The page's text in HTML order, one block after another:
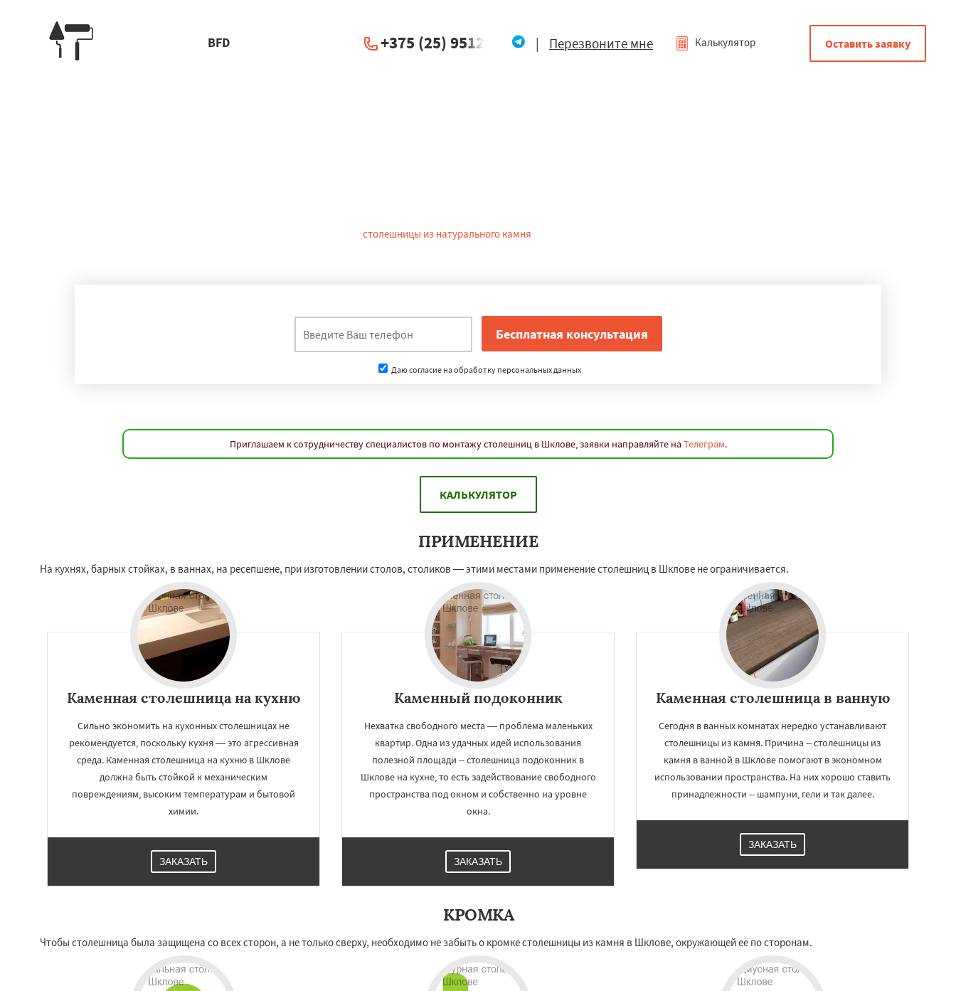
BFD +375 (25) 951234 | Перезвоните мне Калькулятор Оставить заявку
столешницы из натурального камня
Даю согласие на обработку персональных данных
Приглашаем к сотрудничеству специалистов по монтажу столешниц в Шклове, заявки направляйте на Телеграм.
КАЛЬКУЛЯТОР
ПРИМЕНЕНИЕ
На кухнях, барных стойках, в ваннах, на ресепшене, при изготовлении столов, столиков — этими местами применение столешниц в Шклове не ограничивается.
Каменная столешница на кухню
Сильно экономить на кухонных столешницах не
рекомендуется, поскольку кухня — это агрессивная
среда. Каменная столешница на кухню в Шклове
должна быть стойкой к механическим
повреждениям, высоким температурам и бытовой
химии.
ЗАКАЗАТЬ
Каменный подоконник
Нехватка свободного места — проблема маленьких
квартир. Одна из удачных идей использования
полезной площади -- столешница подоконник в
Шклове на кухне, то есть задействование свободного
пространства под окном и собственно на уровне
окна.
ЗАКАЗАТЬ
Каменная столешница в ванную
Сегодня в ванных комнатах нередко устанавливают
столешницы из камня. Причина -- столешницы из
камня в ванной в Шклове помогают в экономном
использовании пространства. На них хорошо ставить
принадлежности -- шампуни, гели и так далее.
ЗАКАЗАТЬ
КРОМКА
Чтобы столешница была защищена со всех сторон, а не только сверху, необходимо не забыть о кромке столешницы из камня в Шклове, окружающей её по сторонам.